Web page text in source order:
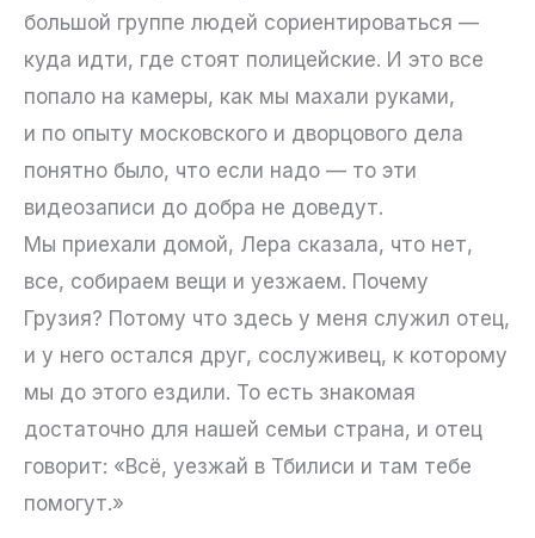
большой группе людей сориентироваться —
куда идти, где стоят полицейские. И это все
попало на камеры, как мы махали руками,
и по опыту московского и дворцового дела
понятно было, что если надо — то эти
видеозаписи до добра не доведут.
Мы приехали домой, Лера сказала, что нет,
все, собираем вещи и уезжаем. Почему
Грузия? Потому что здесь у меня служил отец,
и у него остался друг, сослуживец, к которому
мы до этого ездили. То есть знакомая
достаточно для нашей семьи страна, и отец
говорит: «Всё, уезжай в Тбилиси и там тебе
помогут.»